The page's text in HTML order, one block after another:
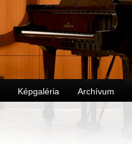
Képgaléria Archívum